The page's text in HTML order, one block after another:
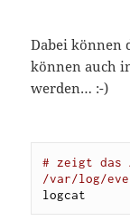
Dabei können
können auch
werden… :-)
# zeigt
/var/log/
logcat